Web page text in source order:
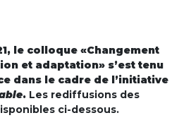
le colloque «Changement
et adaptation» s’est tenu
dans le cadre de l’initiative
. Les rediffusions des
ci-dessous.